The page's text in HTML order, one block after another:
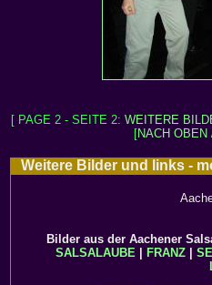
[ PAGE 2 - SEITE 2: WEITERE
[NACH OBEN
Weitere Bilder und links -
Bilder aus der Aachener
SALSALAUBE
FRANZ